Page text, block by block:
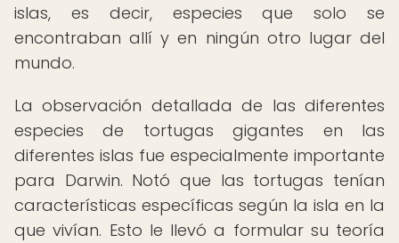
islas, es decir, especies que solo se
encontraban allí y en ningún otro lugar del
mundo.
La observación detallada de las diferentes
especies de tortugas gigantes en las
diferentes islas fue especialmente importante
para Darwin. Notó que las tortugas tenían
características específicas según la isla en la
que vivían. Esto le llevó a formular su teoría